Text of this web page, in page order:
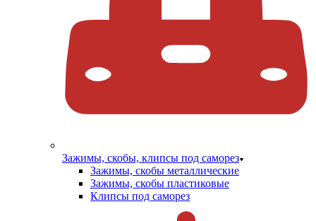
Зажимы, скобы, клипсы под саморез
Зажимы, скобы металлические
Зажимы, скобы пластиковые
Клипсы под саморез